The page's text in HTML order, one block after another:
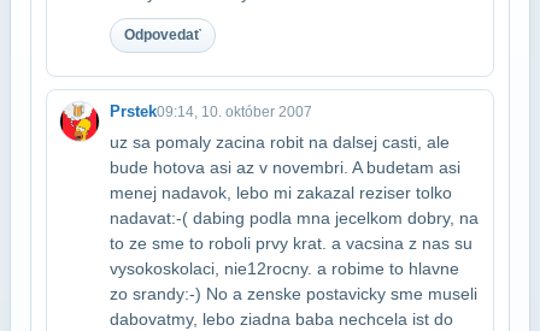
Odpovedať
Prstek09:14, 10. október 2007
uz sa pomaly zacina robit na dalsej casti, ale
bude hotova asi az v novembri. A bude​tam asi
menej nadavok, lebo mi zakazal reziser tolko
nadavat:-( dabing podla mna je​celkom dobry, na
to ze sme to roboli prvy krat. a vacsina z nas su
vysokoskolaci, nie​12rocny. a robime to hlavne
zo srandy:-) No a zenske postavicky sme museli
dabovat​my, lebo ziadna baba nechcela ist do